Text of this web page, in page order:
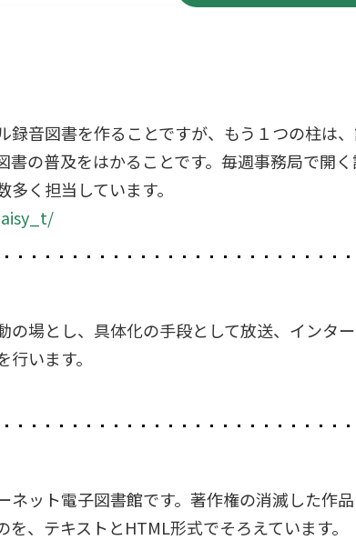
録音図書を作ることですが、もう１つの柱は
書の普及をはかることです。毎週事務局で開
く担当しています。
の場とし、具体化の手段として放送、インタ
います。
ネット電子図書館です。著作権の消滅した作
、テキストとHTML形式でそろえています。